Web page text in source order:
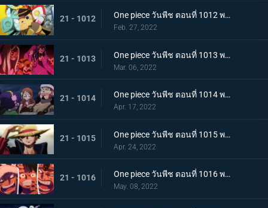
21 - 1012 One piece วันพีช ตอนที่ 1012 พากย์ไทย เดินหมากผิดเกม! เพลิงของนกอมตะมัลโก้
Feb. 27, 2022
21 - 1013 One piece วันพีช ตอนที่ 1013 พากย์ไทย อดีตของยาโมโตะ ชายผู้หมายหัว 4 จักรพรรดิ
Mar. 06, 2022
21 - 1014 One piece วันพีช ตอนที่ 1014 พากย์ไทย น้ำตาของมัลโก้! สายสัมพันธ์ของกลุ่มโจรสลัดหนวดขาว
Apr. 17, 2022
21 - 1015 One piece วันพีช ตอนที่ 1015 พากย์ไทย ลูฟี่หมวกฟาง ชายผู้ที่จะเป็นราชาโจรสลัด
Apr. 24, 2022
21 - 1016 One piece วันพีช ตอนที่ 1016 พากย์ไทย ศึกสัตว์ประหลาด! สามกัปตันต่างถือทิฐิ
May. 08, 2022